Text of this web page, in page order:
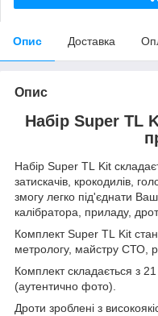
Опис Доставка
Опис
Набір Super TL
Набір Super TL Kit
затискачів, крокодилів,
змогу легко під'єднати
калібратора, приладу,
Комплект Super TL Kit
метрологу, майстру СТО,
Комплект складається з
(аутентично фото).
Дроти зроблені з